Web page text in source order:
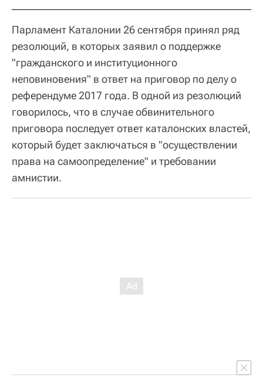
Парламент Каталонии 26 сентября принял ряд
резолюций, в которых заявил о поддержке
"гражданского и институционного
неповиновения" в ответ на приговор по делу о
референдуме 2017 года. В одной из резолюций
говорилось, что в случае обвинительного
приговора последует ответ каталонских властей,
который будет заключаться в "осуществлении
права на самоопределение" и требовании
амнистии.